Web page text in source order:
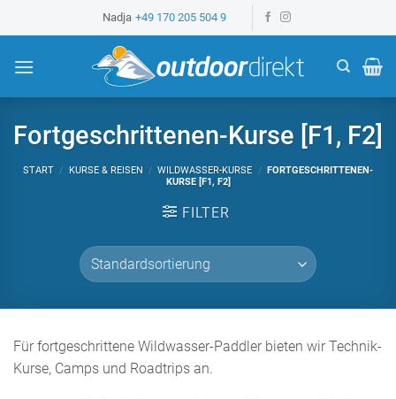
u
n
Nadja +49 170 205 504 9
Fortgeschrittenen-Kurse [F1, F2]
START / KURSE & REISEN / WILDWASSER-KURSE /
FORTGESCHRITTENEN-
KURSE [F1, F2]
FILTER
Für fortgeschrittene Wildwasser-Paddler bieten wir Technik-
Kurse, Camps und Roadtrips an.